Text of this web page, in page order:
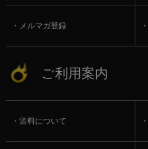
メルマガ登録
ご利用案内
送料について